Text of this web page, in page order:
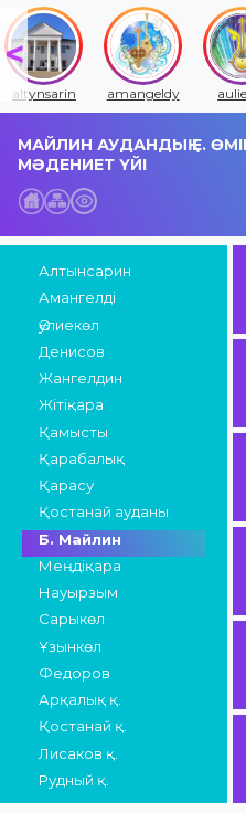
altynsarin amangeldy
МАЙЛИН АУДАНДЫҚ Е.
МӘДЕНИЕТ ҮЙІ
Алтынсарин
Амангелді
Әулиекөл
Денисов
Жангелдин
Жітіқара
Қамысты
Қарабалық
Қарасу
Қостанай ауданы
Б. Майлин
Меңдіқара
Науырзым
Сарыкөл
Ұзынкөл
Федоров
Арқалық қ.
Қостанай қ.
Лисаков қ.
Рудный қ.